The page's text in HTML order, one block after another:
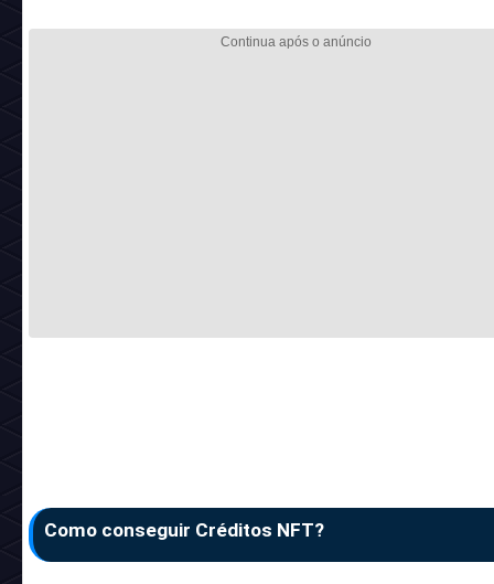
Como conseguir Créditos NFT?